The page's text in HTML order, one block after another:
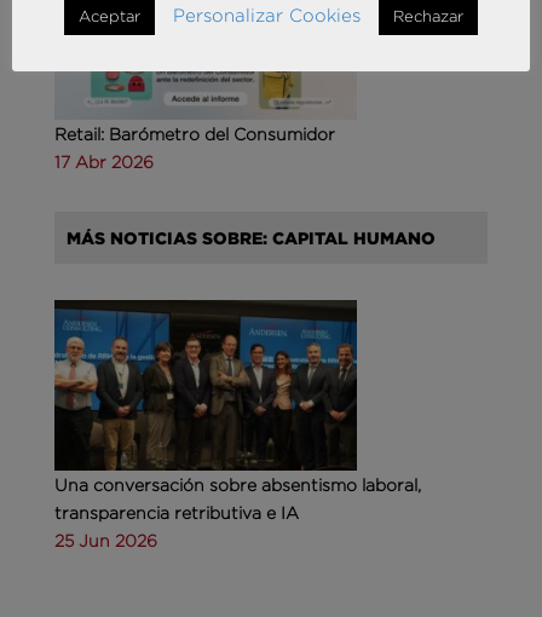
Retail: Barómetro del Consumidor
17 Abr 2026
MÁS NOTICIAS SOBRE: CAPITAL HUMANO
Una conversación sobre absentismo laboral,
transparencia retributiva e IA
25 Jun 2026
Aceptar Personalizar Cookies Rechazar